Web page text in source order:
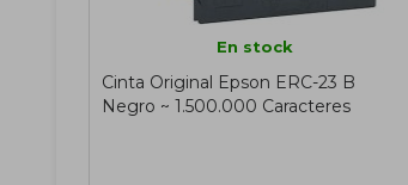
En stock
Cinta Original Epson ERC-23 B
Negro ~ 1.500.000 Caracteres